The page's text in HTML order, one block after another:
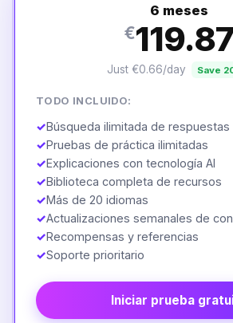
6 meses
€119.87
Just €0.66/day Save
TODO INCLUIDO:
✓Búsqueda ilimitada de respuestas
✓Pruebas de práctica ilimitadas
✓Explicaciones con tecnología AI
✓Biblioteca completa de recursos
✓Más de 20 idiomas
✓Actualizaciones semanales de
✓Recompensas y referencias
✓Soporte prioritario
Iniciar prueba